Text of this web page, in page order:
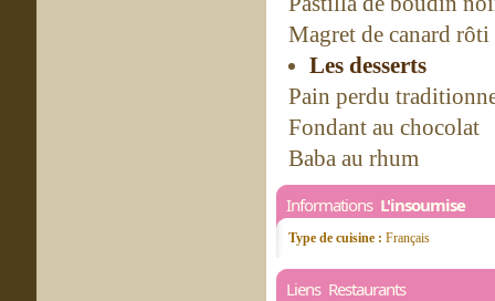
Magret de canard rôti
Les desserts
Pain perdu
Fondant au chocolat
Baba au rhum
Informations L'insoumise
Type de cuisine : Français
Liens Restaurants